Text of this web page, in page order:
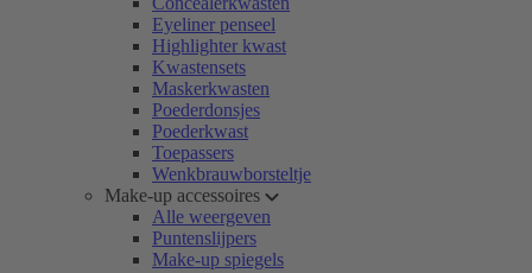
Eyeliner penseel
Highlighter kwast
Kwastensets
Maskerkwasten
Poederdonsjes
Poederkwast
Toepassers
Wenkbrauwborsteltje
Make-up accessoires
Alle weergeven
Puntenslijpers
Make-up spiegels